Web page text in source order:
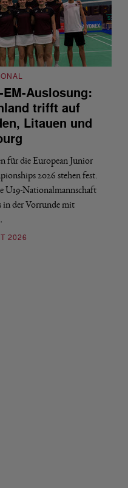
EM-Auslosung:
trifft auf
Litauen und
für die European Junior
2026 stehen fest.
U19-Nationalmannschaft
in der Vorrunde mit
2026